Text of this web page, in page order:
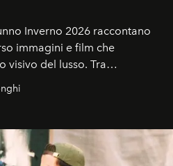
Inverno 2026 raccontano
immagini e film che
visivo del lusso. Tra
della cultura
d'autore, le maison
e desiderio.